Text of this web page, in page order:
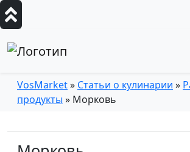
VosMarket» Статьи о кулинарии »
продукты » Морковь